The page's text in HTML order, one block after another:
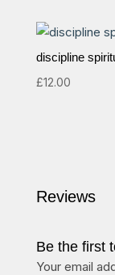
discipline
£12.00
Reviews
Be the first
Your email